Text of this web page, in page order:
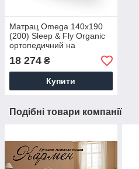
Матрац Omega 140х190
(200) Sleep & Fly Organic
ортопедичний на
18 274 ₴
Купити
Подібні товари компанії